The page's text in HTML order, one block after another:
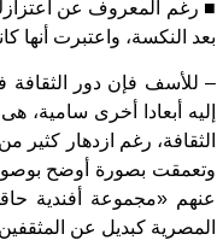
■ رغم المعروف عن
بعد النكسة، واعتبرت أنها
– للأسف فإن دور
إليه أبعادا أخرى سامية،
وتعمقت بصورة أوضح
عنهم «مجموعة أفندية
المصرية كبديل عن